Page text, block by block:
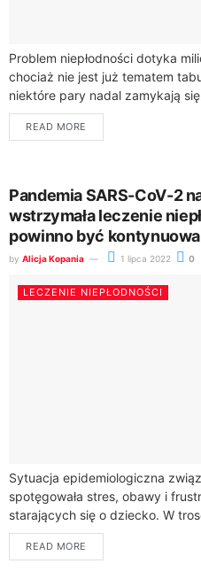
Problem niepłodności dotyka
chociaż nie jest już tematem
niektóre pary nadal zamykają
czterech ścianach....
READ MORE
Pandemia SARS-CoV-2
wstrzymała leczenie
powinno być
by Alicja Kopania 1 lipca 2022 0
LECZENIE NIEPŁODNOŚCI
Sytuacja epidemiologiczna
spotęgowała stres, obawy i
starających się o dziecko. W
pacjentów wszystkie terapie i
niepłodności zostały bowiem
READ MORE